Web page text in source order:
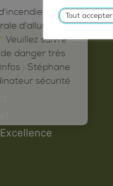
d'allumer du
Veuillez suivre
danger très
: Stéphane
sécurité
Tout accepter